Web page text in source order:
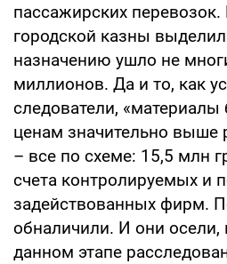
пассажирских
городской казны
назначению ушло не
миллионов. Да и то, как
следователи,
ценам значительно
– все по схеме: 15,5 млн
счета контролируемых и
задействованных фирм.
обналичили. И они осели,
данном этапе